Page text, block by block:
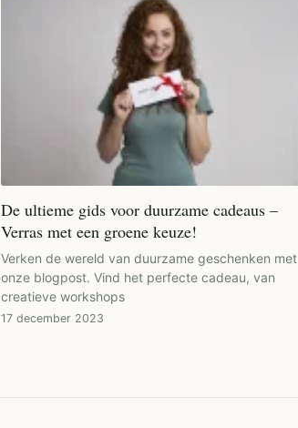
De ultieme gids voor duurzame cadeaus –
Verras met een groene keuze!
Verken de wereld van duurzame geschenken met
onze blogpost. Vind het perfecte cadeau, van
creatieve workshops
17 december 2023